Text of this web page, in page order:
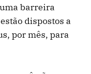
barreira
dispostos a
por mês, para